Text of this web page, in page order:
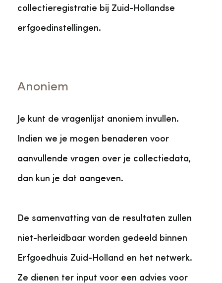
collectieregistratie bij Zuid-Hollandse
erfgoedinstellingen.
Anoniem
Je kunt de vragenlijst anoniem invullen.
Indien we je mogen benaderen voor
aanvullende vragen over je collectiedata,
dan kun je dat aangeven.
De samenvatting van de resultaten zullen
niet-herleidbaar worden gedeeld binnen
Erfgoedhuis Zuid-Holland en het netwerk.
Ze dienen ter input voor een advies voor